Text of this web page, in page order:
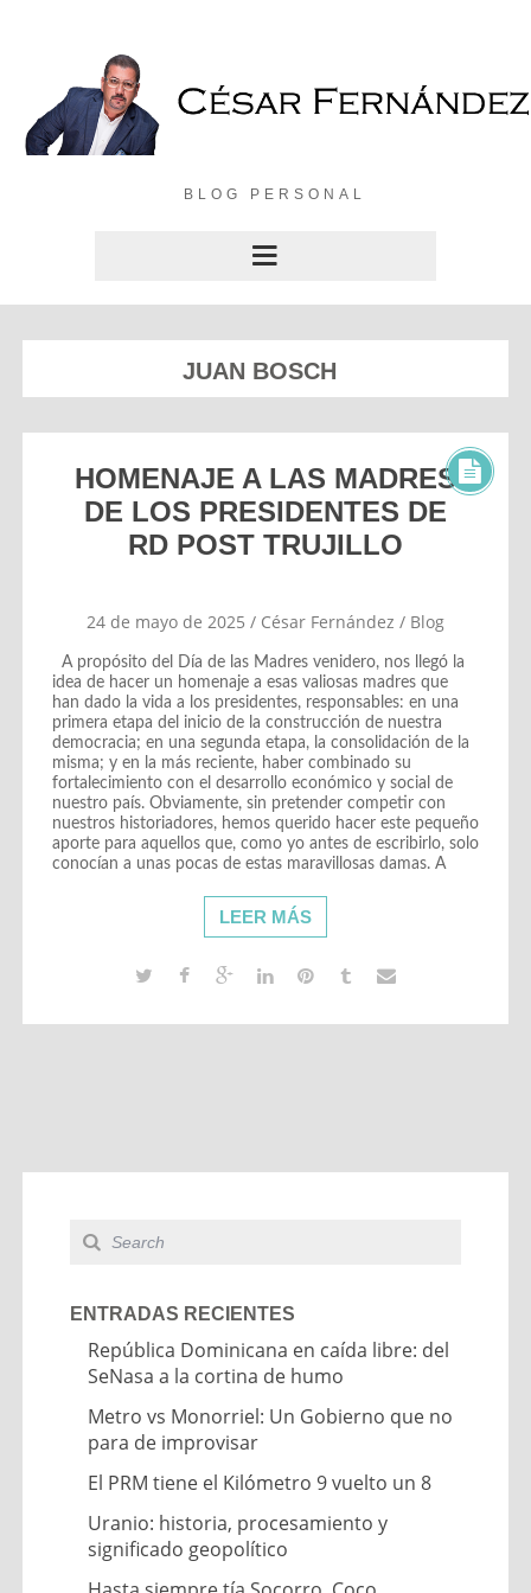
BLOG PERSONAL
JUAN BOSCH
HOMENAJE A LAS MADRES
DE LOS PRESIDENTES DE
RD POST TRUJILLO
24 de mayo de 2025 / César Fernández / Blog
A propósito del Día de las Madres venidero, nos llegó la
idea de hacer un homenaje a esas valiosas madres que
han dado la vida a los presidentes, responsables: en una
primera etapa del inicio de la construcción de nuestra
democracia; en una segunda etapa, la consolidación de la
misma; y en la más reciente, haber combinado su
fortalecimiento con el desarrollo económico y social de
nuestro país. Obviamente, sin pretender competir con
nuestros historiadores, hemos querido hacer este pequeño
aporte para aquellos que, como yo antes de escribirlo, solo
conocían a unas pocas de estas maravillosas damas. A
LEER MÁS
ENTRADAS RECIENTES
República Dominicana en caída libre: del
SeNasa a la cortina de humo
Metro vs Monorriel: Un Gobierno que no
para de improvisar
El PRM tiene el Kilómetro 9 vuelto un 8
Uranio: historia, procesamiento y
significado geopolítico